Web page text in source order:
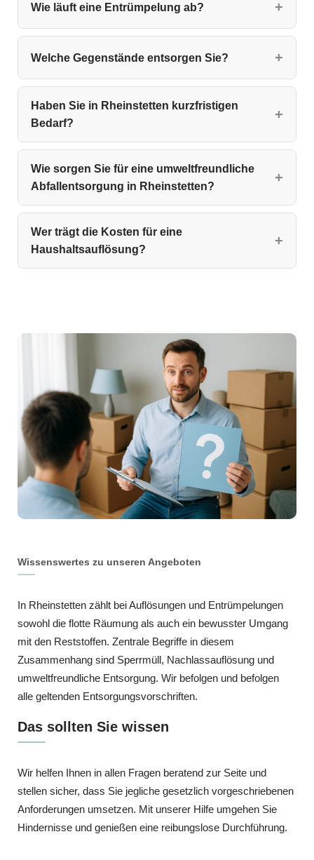
Wie läuft eine Entrümpelung ab?
Welche Gegenstände entsorgen Sie?
Haben Sie in Rheinstetten kurzfristigen
Bedarf?
Wie sorgen Sie für eine umweltfreundliche
Abfallentsorgung in Rheinstetten?
Wer trägt die Kosten für eine
Haushaltsauflösung?
Wissenswertes zu unseren Angeboten
In Rheinstetten zählt bei Auflösungen und Entrümpelungen
sowohl die flotte Räumung als auch ein bewusster Umgang
mit den Reststoffen. Zentrale Begriffe in diesem
Zusammenhang sind Sperrmüll, Nachlassauflösung und
umweltfreundliche Entsorgung. Wir befolgen und befolgen
alle geltenden Entsorgungsvorschriften.
Das sollten Sie wissen
Wir helfen Ihnen in allen Fragen beratend zur Seite und
stellen sicher, dass Sie jegliche gesetzlich vorgeschriebenen
Anforderungen umsetzen. Mit unserer Hilfe umgehen Sie
Hindernisse und genießen eine reibungslose Durchführung.